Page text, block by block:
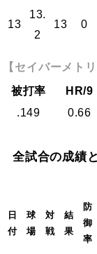
13
13.
2
13 0
【セイバーメト
被打率
HR/9
.149
0.66
全試合の成績
日
付
球
場
対
戦
結
果
防
御
率